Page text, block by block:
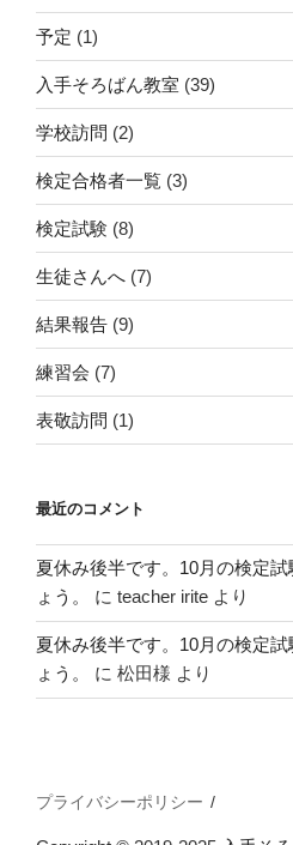
予定 (1)
入手そろばん教室 (39)
学校訪問 (2)
検定合格者一覧 (3)
検定試験 (8)
生徒さんへ (7)
結果報告 (9)
練習会 (7)
表敬訪問 (1)
最近のコメント
夏休み後半です。10月の検定
ょう。
に teacher irite より
夏休み後半です。10月の検定
ょう。
に 松田様 より
プライバシーポリシー